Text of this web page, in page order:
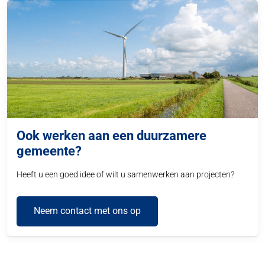
Ook werken aan een duurzamere
gemeente?
Heeft u een goed idee of wilt u samenwerken aan projecten?
Neem contact met ons op